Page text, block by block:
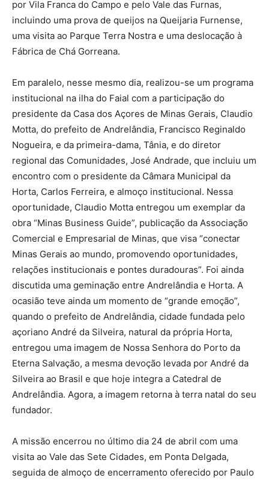
por Vila Franca do Campo e pelo Vale das Furnas,
incluindo uma prova de queijos na Queijaria Furnense,
uma visita ao Parque Terra Nostra e uma deslocação à
Fábrica de Chá Gorreana.
Em paralelo, nesse mesmo dia, realizou-se um programa
institucional na ilha do Faial com a participação do
presidente da Casa dos Açores de Minas Gerais, Claudio
Motta, do prefeito de Andrelândia, Francisco Reginaldo
Nogueira, e da primeira-dama, Tânia, e do diretor
regional das Comunidades, José Andrade, que incluiu um
encontro com o presidente da Câmara Municipal da
Horta, Carlos Ferreira, e almoço institucional. Nessa
oportunidade, Claudio Motta entregou um exemplar da
obra “Minas Business Guide”, publicação da Associação
Comercial e Empresarial de Minas, que visa “conectar
Minas Gerais ao mundo, promovendo oportunidades,
relações institucionais e pontes duradouras”. Foi ainda
discutida uma geminação entre Andrelândia e Horta. A
ocasião teve ainda um momento de “grande emoção”,
quando o prefeito de Andrelândia, cidade fundada pelo
açoriano André da Silveira, natural da própria Horta,
entregou uma imagem de Nossa Senhora do Porto da
Eterna Salvação, a mesma devoção levada por André da
Silveira ao Brasil e que hoje integra a Catedral de
Andrelândia. Agora, a imagem retorna à terra natal do seu
fundador.
A missão encerrou no último dia 24 de abril com uma
visita ao Vale das Sete Cidades, em Ponta Delgada,
seguida de almoço de encerramento oferecido por Paulo